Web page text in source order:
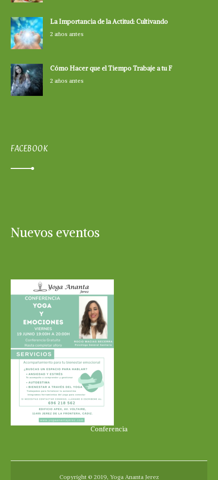
La Importancia de la Actitud: Cultivando
2 años antes
Cómo Hacer que el Tiempo Trabaje a tu F
2 años antes
FACEBOOK
Nuevos eventos
Conferencia
Copyright © 2019, Yoga Ananta Jerez